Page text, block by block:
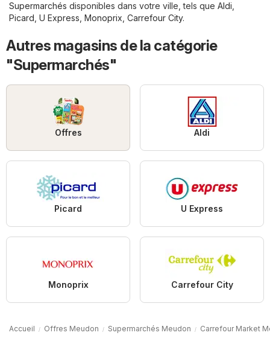
Supermarchés disponibles dans votre ville, tels que Aldi,
Picard, U Express, Monoprix, Carrefour City.
Autres magasins de la catégorie
"Supermarchés"
Offres Aldi
Picard U Express
Monoprix Carrefour City
Accueil Offres Meudon Supermarchés Meudon Carrefour Market